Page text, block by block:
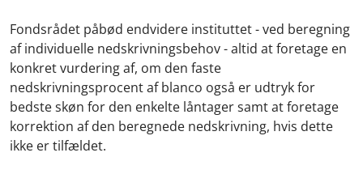
Fondsrådet påbød endvidere instituttet - ved beregning
af individuelle nedskrivningsbehov - altid at foretage en
konkret vurdering af, om den faste
nedskrivningsprocent af blanco også er udtryk for
bedste skøn for den enkelte låntager samt at foretage
korrektion af den beregnede nedskrivning, hvis dette
ikke er tilfældet.